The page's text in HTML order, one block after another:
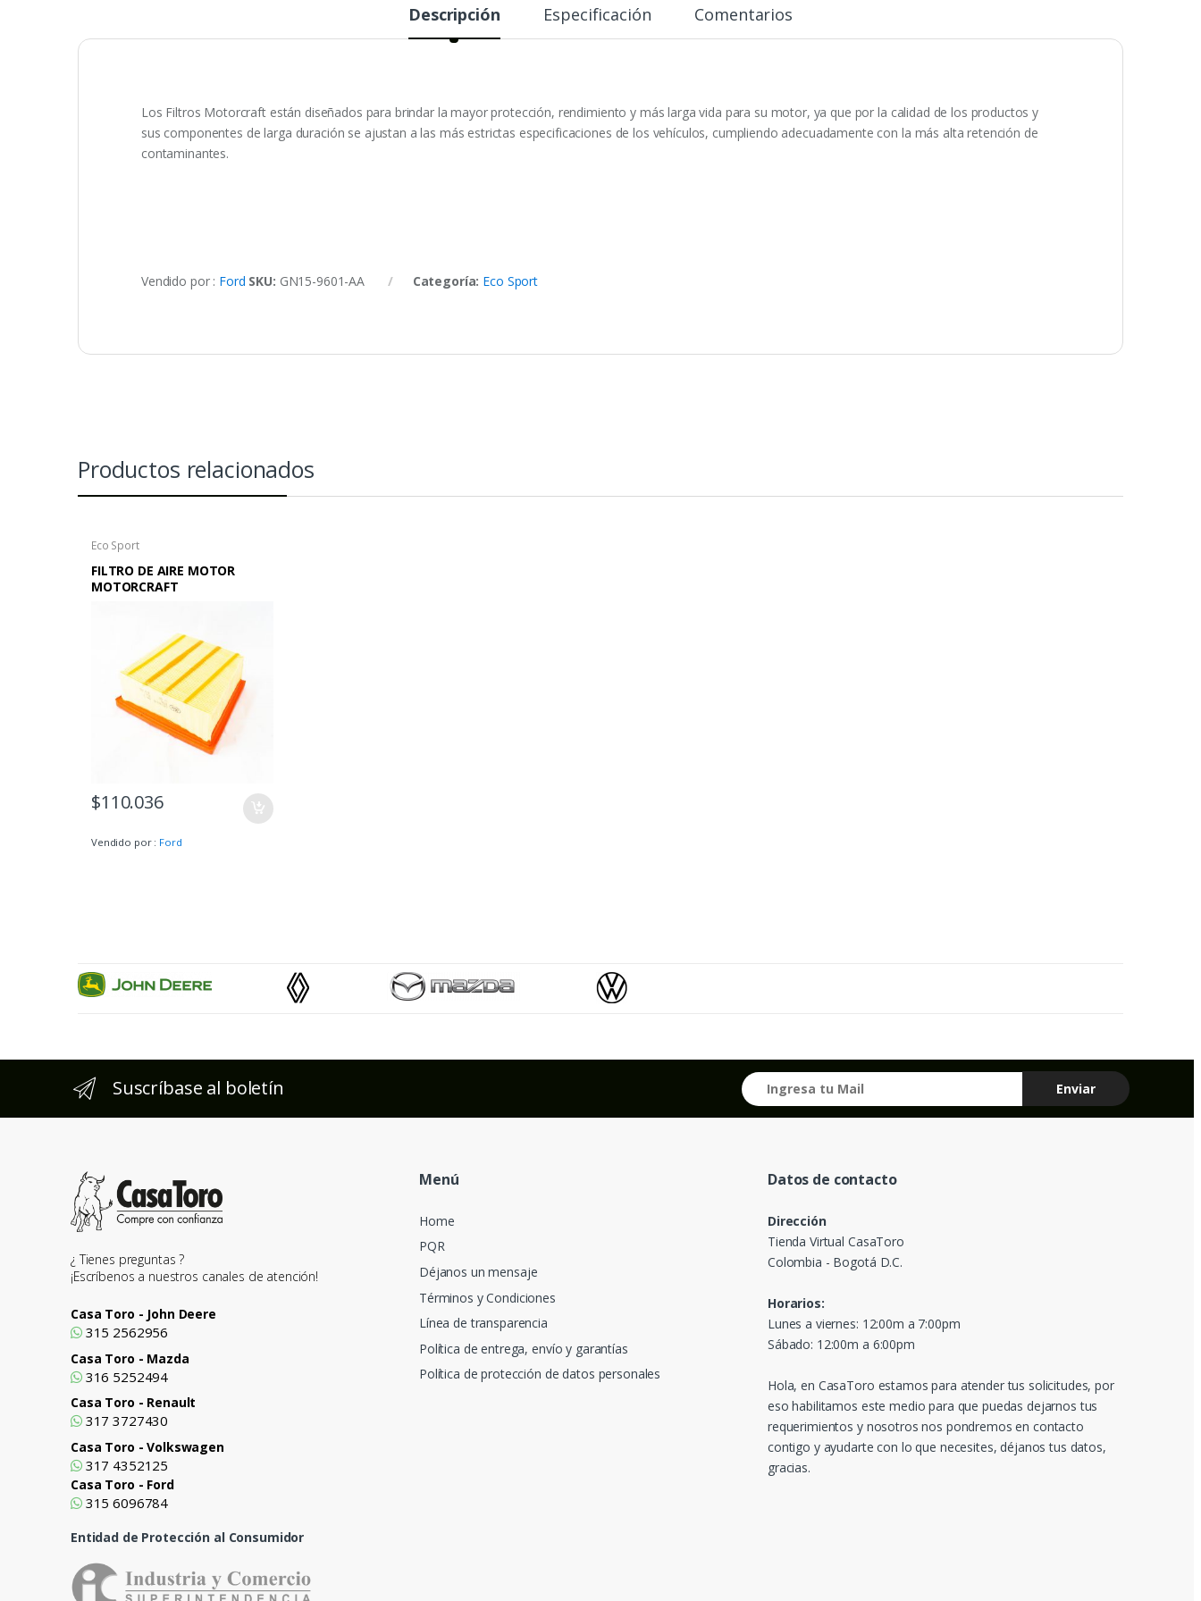
Descripción Especificación Comentarios
Los Filtros Motorcraft están diseñados para brindar la mayor protección, rendimiento y más larga vida para su motor, ya que por la calidad de los productos y
sus componentes de larga duración se ajustan a las más estrictas especificaciones de los vehículos, cumpliendo adecuadamente con la más alta retención de
contaminantes.
Vendido por : Ford SKU: GN15-9601-AA Categoría: Eco Sport
Productos relacionados
Eco Sport
FILTRO DE AIRE MOTOR
MOTORCRAFT
$110.036
Vendido por : Ford
Suscríbase al boletín
¿ Tienes preguntas ?
¡Escríbenos a nuestros canales de atención!
Casa Toro - John Deere
315 2562956
Casa Toro - Mazda
316 5252494
Casa Toro - Renault
317 3727430
Casa Toro - Volkswagen
317 4352125
Casa Toro - Ford
315 6096784
Entidad de Protección al Consumidor
Menú
Home
PQR
Déjanos un mensaje
Términos y Condiciones
Línea de transparencia
Política de entrega, envío y garantías
Política de protección de datos personales
Datos de contacto
Dirección
Tienda Virtual CasaToro
Colombia - Bogotá D.C.
Horarios:
Lunes a viernes: 12:00m a 7:00pm
Sábado: 12:00m a 6:00pm
Hola, en CasaToro estamos para atender tus solicitudes, por
eso habilitamos este medio para que puedas dejarnos tus
requerimientos y nosotros nos pondremos en contacto
contigo y ayudarte con lo que necesites, déjanos tus datos,
gracias.